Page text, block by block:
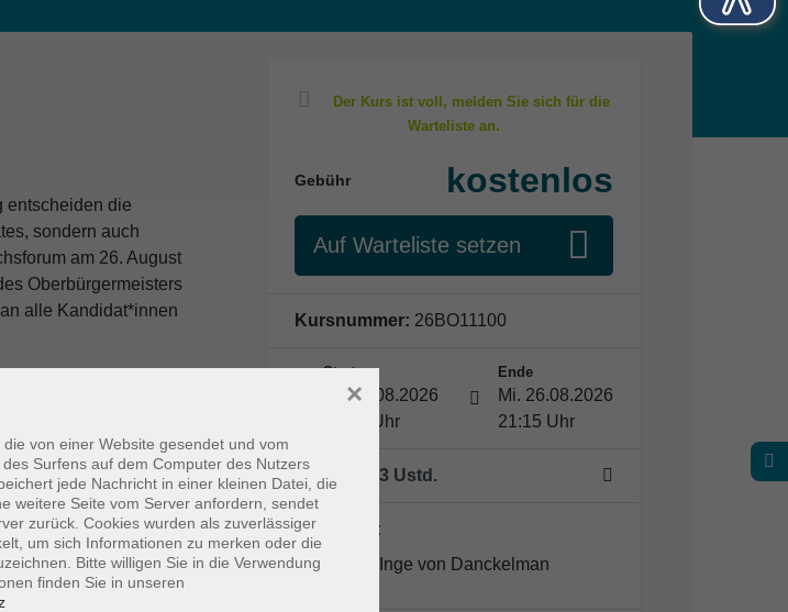
entscheiden die
sondern auch
am 26. August
Oberbürgermeisters
alle Kandidat*innen
Positionen
machen.
Gebühr kostenlos
Auf Warteliste setzen
Kursnummer: 26BO11100
Start
Mi. 26.08.2026
19:00 Uhr
Ende
Mi. 26.08.2026
21:15 Uhr
1 Termin / 3 Ustd.
Dozent*in:
Inge von Danckelman
von einer Website gesendet und vom
Surfens auf dem Computer des Nutzers
jede Nachricht in einer kleinen Datei, die
weitere Seite vom Server anfordern, sendet
zurück. Cookies wurden als zuverlässiger
um sich Informationen zu merken oder die
Bitte willigen Sie in die Verwendung
finden Sie in unseren
×